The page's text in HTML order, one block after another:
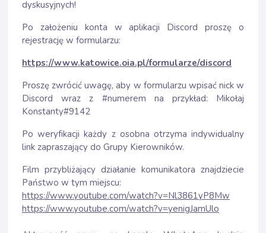
dyskusyjnych!
Po założeniu konta w aplikacji Discord proszę o
rejestrację w formularzu:
https://www.katowice.oia.pl/formularze/discord
Proszę zwrócić uwagę, aby w formularzu wpisać nick w
Discord wraz z #numerem na przykład: Mikołaj
Konstanty#9142
Po weryfikacji każdy z osobna otrzyma indywidualny
link zapraszający do Grupy Kierowników.
Film przybliżający działanie komunikatora znajdziecie
Państwo w tym miejscu:
https://www.youtube.com/watch?v=Nl3861yP8Mw
https://www.youtube.com/watch?v=yenigJamUlo